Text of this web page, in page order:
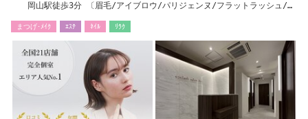
岡山駅徒歩3分 〔眉毛/アイブロウ/パリジェンヌ/フラットラッシュ/ハ
まつげ･ﾒｲｸ ｴｽﾃ ﾈｲﾙ ﾘﾗｸ